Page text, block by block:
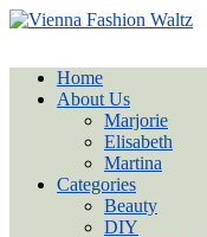
Home
About Us
Marjorie
Elisabeth
Martina
Categories
Beauty
DIY